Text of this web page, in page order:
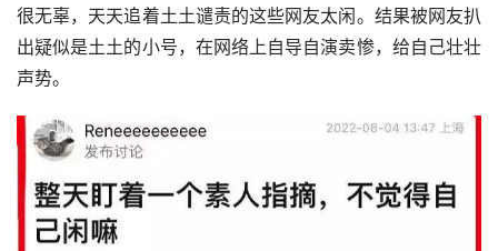
很无辜，天天追着土土谴责的这些网友太闲。结果被网友扒
出疑似是土土的小号，在网络上自导自演卖惨，给自己壮壮
声势。